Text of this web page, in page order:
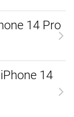
14 Pro
14